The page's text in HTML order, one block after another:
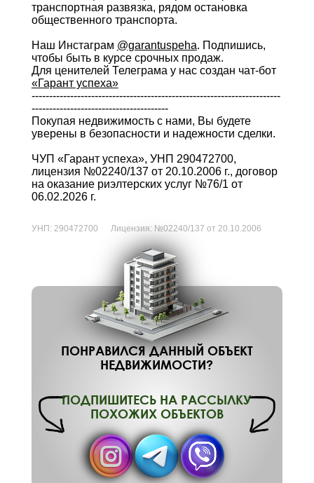
транспортная развязка, рядом остановка
общественного транспорта.
Наш Инстаграм @garantuspeha. Подпишись,
чтобы быть в курсе срочных продаж.
Для ценителей Телеграма у нас создан чат-бот
«Гарант успеха»
-----------------------------------------------------------------------
---------------------------------------
Покупая недвижимость с нами, Вы будете
уверены в безопасности и надежности сделки.
ЧУП «Гарант успеха», УНП 290472700,
лицензия №02240/137 от 20.10.2006 г., договор
на оказание риэлтерских услуг №76/1 от
06.02.2026 г.
УНП: 290472700 Лицензия: №02240/137 от 20.10.2006
ПОНРАВИЛСЯ ДАННЫЙ ОБЪЕКТ
НЕДВИЖИМОСТИ?
ПОДПИШИТЕСЬ НА РАССЫЛКУ
ПОХОЖИХ ОБЪЕКТОВ